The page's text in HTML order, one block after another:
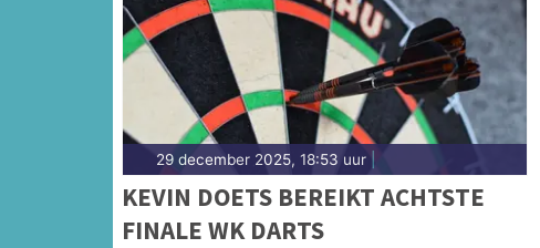
29 december 2025, 18:53 uur |
KEVIN DOETS BEREIKT ACHTSTE
FINALE WK DARTS